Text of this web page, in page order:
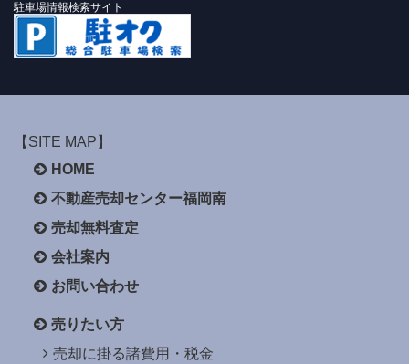
駐車場情報検索サイト
【SITE MAP】
HOME
不動産売却センター福岡南
売却無料査定
会社案内
お問い合わせ
売りたい方
売却に掛る諸費用・税金